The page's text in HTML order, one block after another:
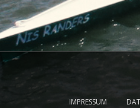
IMPRESSUM